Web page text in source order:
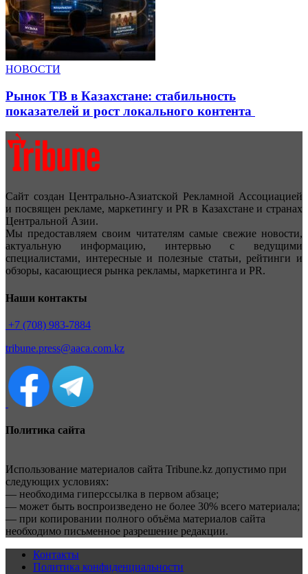
НОВОСТИ
Рынок ТВ в Казахстане: стабильность
показателей и рост локального контента
Сайт создан Центрально-Азиатской Рекламной Ассоциацией
и посвящен рекламе, маркетингу и PR в Казахстане и странах
Центральной Азии.
Мы предоставляем своим читателям самые свежие новости,
актуальную информацию, интервью с ведущими
специалистами, интересные и полезные статьи, рейтинги и
обзоры, касающиеся рынка рекламы, маркетинга и PR.
Наши контакты
+7 (708) 983-7884
tribune.press@aaca.com.kz
Политика сайта
Использование материалов сайта Tribune.kz допустимо при
следующих условиях:
— необходима гиперссылка в первом абзаце;
— может быть воспроизведено не более 30% всего материала;
— при копировании полного объёма материалов сайта
необходимо письменное разрешение редакции.
Контакты
Политика конфиденциальности